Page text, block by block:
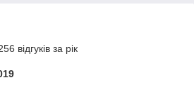
відгуків за рік